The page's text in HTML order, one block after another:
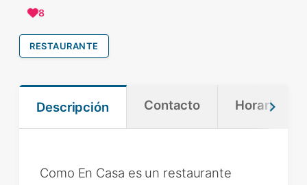
8
RESTAURANTE
Descripción Contacto Horario
Como En Casa es un restaurante